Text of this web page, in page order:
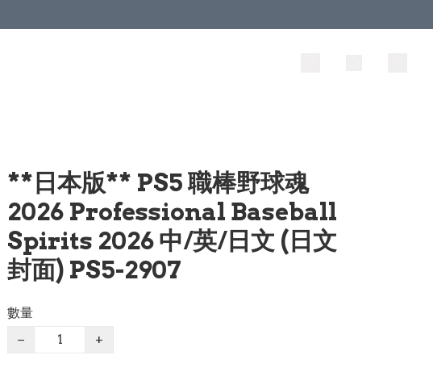
**日本版** PS5 職棒野球魂
2026 Professional Baseball
Spirits 2026 中/英/日文 (日文
封面) PS5-2907
數量
−
+